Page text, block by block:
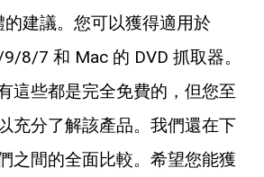
的建議。您可以獲得適用於
8/7 和 Mac 的 DVD 抓取器。
這些都是完全免費的，但您至
充分了解該產品。我們還在下
之間的全面比較。希望您能獲